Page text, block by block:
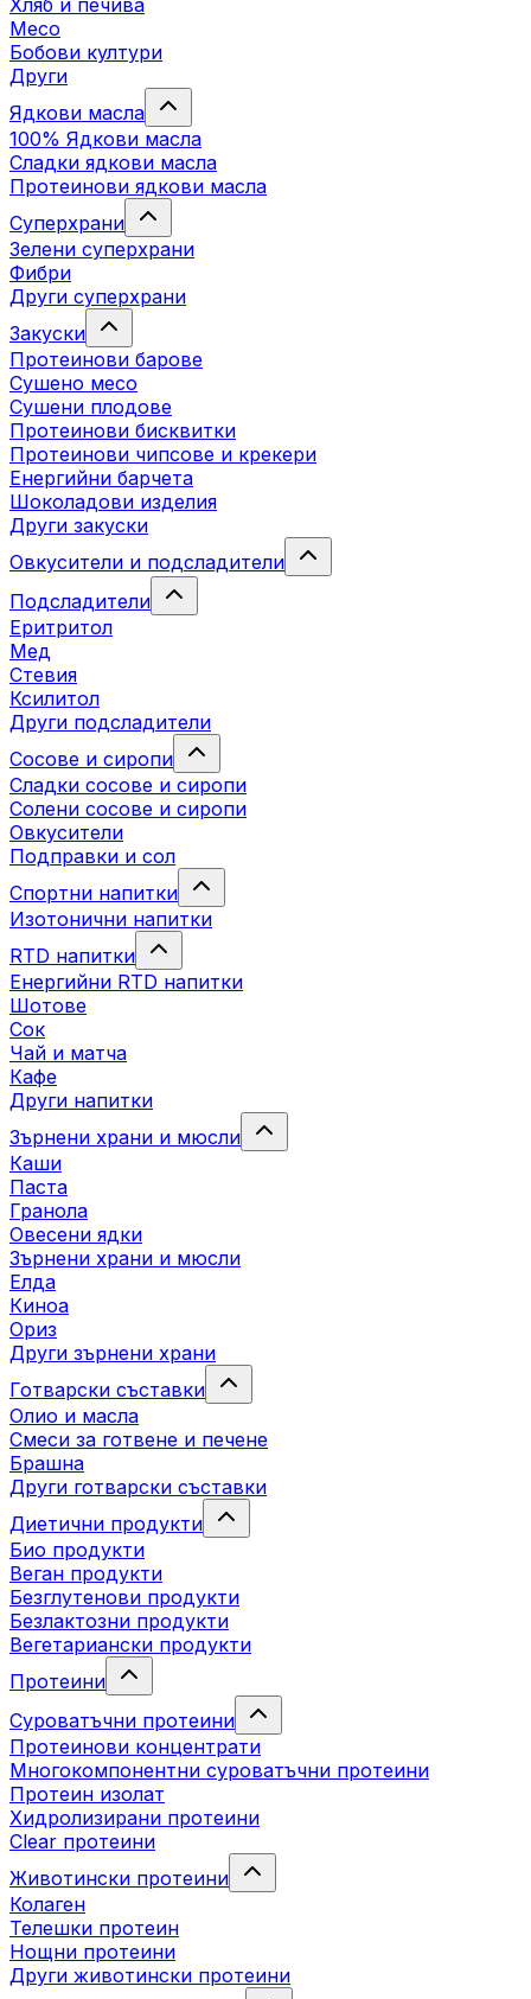
Хляб и печива
Месо
Бобови култури
Други
Ядкови масла
100% Ядкови масла
Сладки ядкови масла
Протеинови ядкови масла
Суперхрани
Зелени суперхрани
Фибри
Други суперхрани
3акуски
Протеинови бaрове
Сушено месо
Сушени плодове
Протеинови бисквитки
Протеинови чипсове и крекери
Енергийни барчета
Шоколадови изделия
Други закуски
Овкусители и подсладители
Подсладители
Еритритол
Мед
Стевия
Ксилитол
Други подсладители
Сосове и сиропи
Сладки сосове и сиропи
Солени сосове и сиропи
Овкусители
Подправки и сол
Спортни напитки
Изотонични напитки
RTD напитки
Енергийни RTD напитки
Шотове
Сок
Чай и матча
Кафе
Други напитки
Зърнени храни и мюсли
Каши
Паста
Гранола
Овесени ядки
Зърнени храни и мюсли
Елда
Киноа
Ориз
Други зърнени храни
Готварски съставки
Олио и масла
Смеси за готвене и печене
Брашна
Други готварски съставки
Диетични продукти
Био продукти
Веган продукти
Безглутенови продукти
Безлактозни продукти
Вегетариански продукти
Протеини
Суроватъчни протеини
Протеинови концентрати
Многокомпонентни суроватъчни протеини
Протеин изолат
Хидролизирани протеини
Clear протеини
Животински протеини
Колаген
Телешки протеин
Нощни протеини
Други животински протеини